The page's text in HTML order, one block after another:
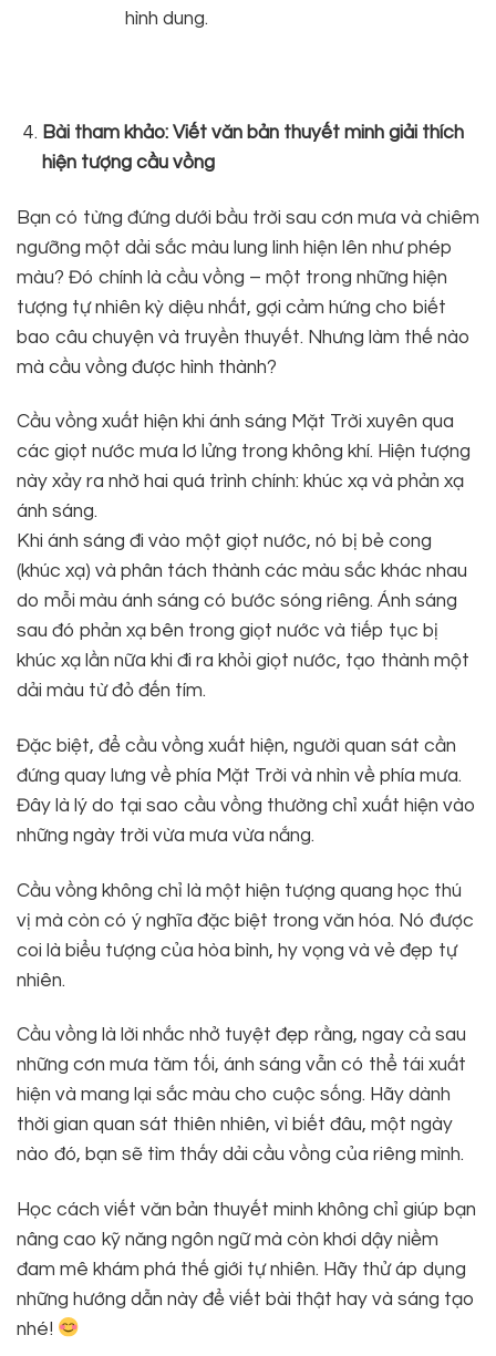
hình dung.
Bàitham khảo: Viết văn bản thuyết minh giải thích
hiện tượng cầu vồng
Bạn có từng đứng dưới bầu trời sau cơn mưa và chiêm
ngưỡng một dải sắc màu lung linh hiện lên như phép
màu? Đó chính là cầu vồng – một trong những hiện
tượng tự nhiên kỳ diệu nhất, gợi cảm hứng cho biết
bao câu chuyện và truyền thuyết. Nhưng làm thế nào
mà cầu vồng được hình thành?
Cầu vồng xuất hiện khi ánh sáng Mặt Trời xuyên qua
các giọt nước mưa lơ lửng trong không khí. Hiện tượng
này xảy ra nhờ hai quá trình chính: khúc xạ và phản xạ
ánh sáng.
Khi ánh sáng đi vào một giọt nước, nó bị bẻ cong
(khúc xạ) và phân tách thành các màu sắc khác nhau
do mỗi màu ánh sáng có bước sóng riêng. Ánh sáng
sau đó phản xạ bên trong giọt nước và tiếp tục bị
khúc xạ lần nữa khi đi ra khỏi giọt nước, tạo thành một
dải màu từ đỏ đến tím.
Đặc biệt, để cầu vồng xuất hiện, người quan sát cần
đứng quay lưng về phía Mặt Trời và nhìn về phía mưa.
Đây là lý do tại sao cầu vồng thường chỉ xuất hiện vào
những ngày trời vừa mưa vừa nắng.
Cầu vồng không chỉ là một hiện tượng quang học thú
vị mà còn có ý nghĩa đặc biệt trong văn hóa. Nó được
coi là biểu tượng của hòa bình, hy vọng và vẻ đẹp tự
nhiên.
Cầu vồng là lời nhắc nhở tuyệt đẹp rằng, ngay cả sau
những cơn mưa tăm tối, ánh sáng vẫn có thể tái xuất
hiện và mang lại sắc màu cho cuộc sống. Hãy dành
thời gian quan sát thiên nhiên, vì biết đâu, một ngày
nào đó, bạn sẽ tìm thấy dải cầu vồng của riêng mình.
Học cách viết văn bản thuyết minh không chỉ giúp bạn
nâng cao kỹ năng ngôn ngữ mà còn khơi dậy niềm
đam mê khám phá thế giới tự nhiên. Hãy thử áp dụng
những hướng dẫn này để viết bài thật hay và sáng tạo
nhé!